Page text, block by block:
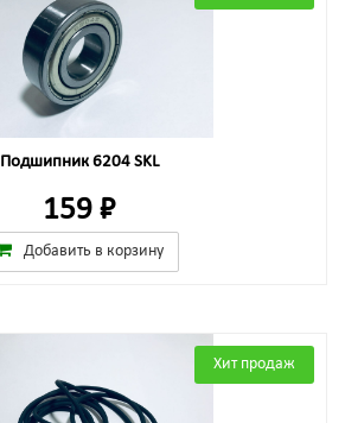
Подшипник 6204 SKL
159 ₽
Добавить в корзину
Хит продаж